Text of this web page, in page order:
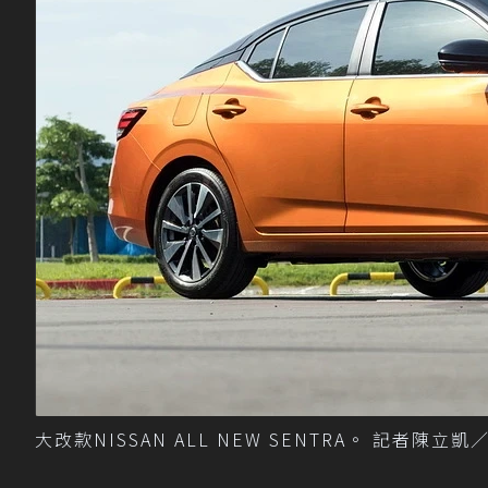
大改款NISSAN ALL NEW SENTRA。 記者陳立凱